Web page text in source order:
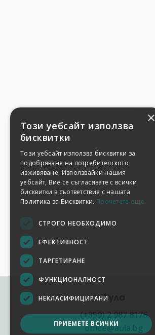
Аула
(+359) 2 987 8176
office@aula.bg
×
Този уебсайт използва
бисквитки
Този уебсайт използва бисквитки за
подобряване на потребителското
изживяване. Използвайки нашия
уебсайт, Вие се съгласявате с всички
бисквитки в съответствие с нашата
Политика за Бисквитки. Прочетете още
СТРОГО НЕОБХОДИМО
ЕФЕКТИВНОСТ
ТАРГЕТИРАНЕ
ФУНКЦИОНАЛНОСТ
НЕКЛАСИФИЦИРАНИ
ПРИЕМЕТЕ ВСИЧКИ